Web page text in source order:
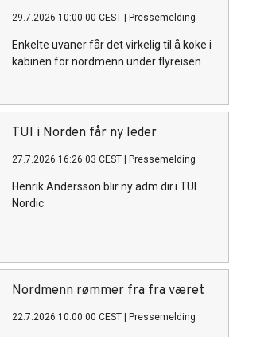
29.7.2026 10:00:00 CEST Pressemelding
Enkelte uvaner får det virkelig til å koke i
kabinen for nordmenn under flyreisen.
TUI i Norden får ny leder
27.7.2026 16:26:03 CEST Pressemelding
Henrik Andersson blir ny adm.dir.i TUI
Nordic.
Nordmenn rømmer fra fra været
22.7.2026 10:00:00 CEST Pressemelding